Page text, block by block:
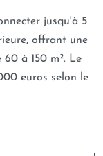
jusqu'à 5
offrant une
à 150 m². Le
euros selon le